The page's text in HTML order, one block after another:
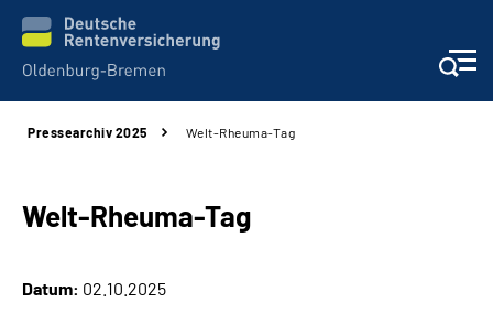
Beratung und Kontakt
Pressearchiv 2025 Welt-Rheuma-Tag
Welt-Rheuma-Tag
Datum: 02.10.2025